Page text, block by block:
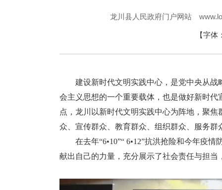
龙川县人民政府门户网站
【字体
建设新时代文明实践中心，是党中央从
会主义思想的一个重要载体，也是做好新时
点，龙川以新时代文明实践中心为阵地，聚
众、宣传群众、教育群众、组织群众、服务群
在去年“6•10”“ 6•12”抗洪抢险和今年疫情
献出自己的力量，充分展示了社会责任与担